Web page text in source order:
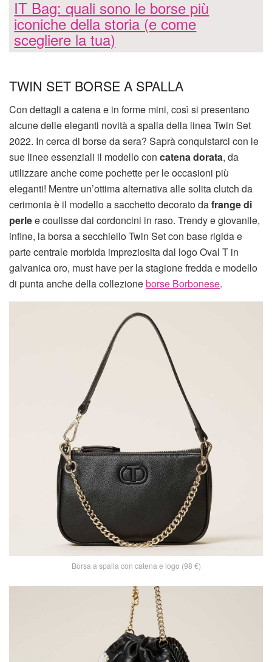
IT Bag: quali sono le borse più
iconiche della storia (e come
scegliere la tua)
TWIN SET BORSE A SPALLA
Con dettagli a catena e in forme mini, così si presentano
alcune delle eleganti novità a spalla della linea Twin Set
2022. In cerca di borse da sera? Saprà conquistarci con le
sue linee essenziali il modello con catena dorata, da
utilizzare anche come pochette per le occasioni più
eleganti! Mentre un’ottima alternativa alle solita clutch da
cerimonia è il modello a sacchetto decorato dafrange di
perlee coulisse dai cordoncini in raso. Trendy e giovanile,
infine, la borsa a secchiello Twin Set con base rigida e
parte centrale morbida impreziosita dal logo Oval T in
galvanica oro, must have per la stagione fredda e modello
di punta anche della collezioneborse Borbonese.
Borsa a spalla con catena e logo (98 €)